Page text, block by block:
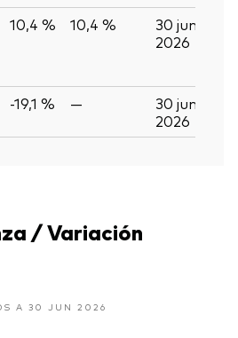
10,4 % 10,4 %
30 jun
2026
-19,1 % —
30 jun
2026
/ Variación
A 30 JUN 2026